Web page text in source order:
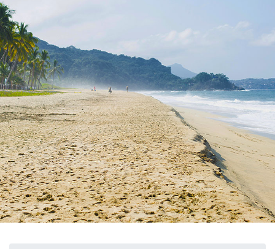
Restaurantes
Y
Bares
Actividades
Experiencias
Preguntas
Frecuentes
Contacto
Blog